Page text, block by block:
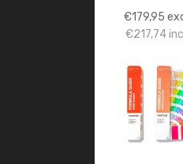
€179,95
€217,74